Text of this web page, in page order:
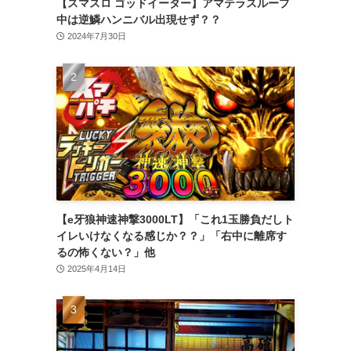
【スマスロ ゴッドイーター】アマテラスループ
中は逆鱗ハンニバル出現せず？？
2024年7月30日
【e牙狼神速神撃3000LT】「これ1玉勝負だしト
イレいけなくなる感じか？？」「右中に離席す
るの怖くない？」他
2025年4月14日